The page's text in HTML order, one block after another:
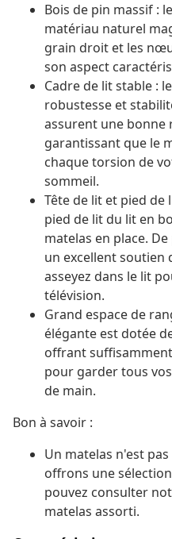
Bois de pin massif :
matériau naturel
grain droit et les
son aspect
Cadre de lit stable :
robustesse et
assurent une
garantissant que le
chaque torsion de
sommeil.
Tête de lit et pied
pied de lit du lit en
matelas en place.
un excellent soutien
asseyez dans le lit
télévision.
Grand espace de
élégante est dotée
offrant
pour garder tous
de main.
Bon à savoir :
Un matelas n'est
offrons une
pouvez consulter
matelas assorti.